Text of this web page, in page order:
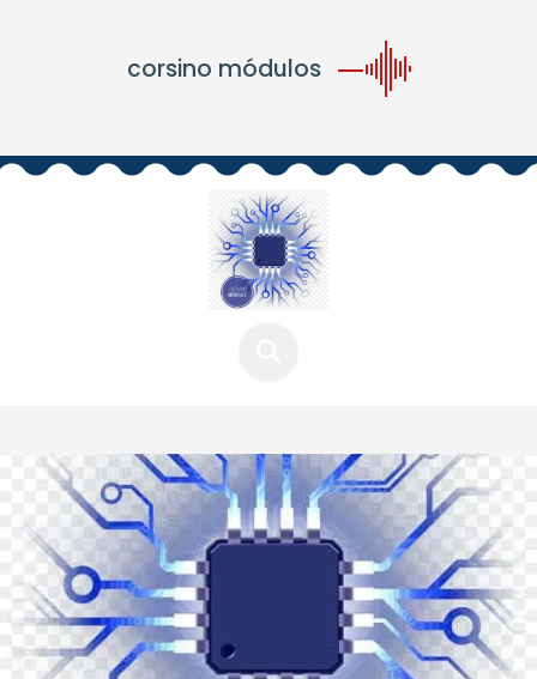
corsino módulos